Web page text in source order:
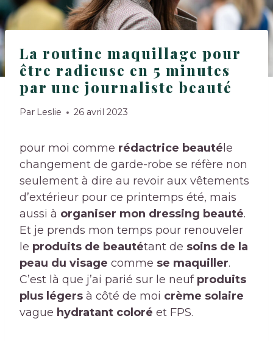
La routine maquillage pour
être radieuse en 5 minutes
par une journaliste beauté
Par Leslie 26 avril 2023
pour moi comme rédactrice beauté le
changement de garde-robe se réfère non
seulement à dire au revoir aux vêtements
d’extérieur pour ce printemps été, mais
aussi à organiser mon dressing beauté.
Et je prends mon temps pour renouveler
le produits de beautétant de soins de la
peau du visage comme se maquiller.
C’est là que j’ai parié sur le neuf produits
plus légers à côté de moi crème solaire
vague hydratant coloré et FPS.